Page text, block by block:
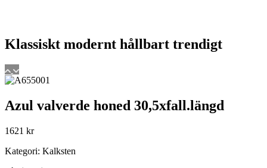
Klassiskt modernt hållbart trendigt
Azul valverde honed 30,5xfall.längd
1621 kr
Kategori: Kalksten